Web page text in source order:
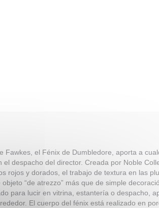
el Fénix de Dumbledore, aporta a
despacho del director. Creada por Noble
rojos y dorados, el trabajo de textura en las
“de atrezzo” más que de simple
para lucir en vitrina, estantería o despacho,
El cuerpo del fénix está realizado en